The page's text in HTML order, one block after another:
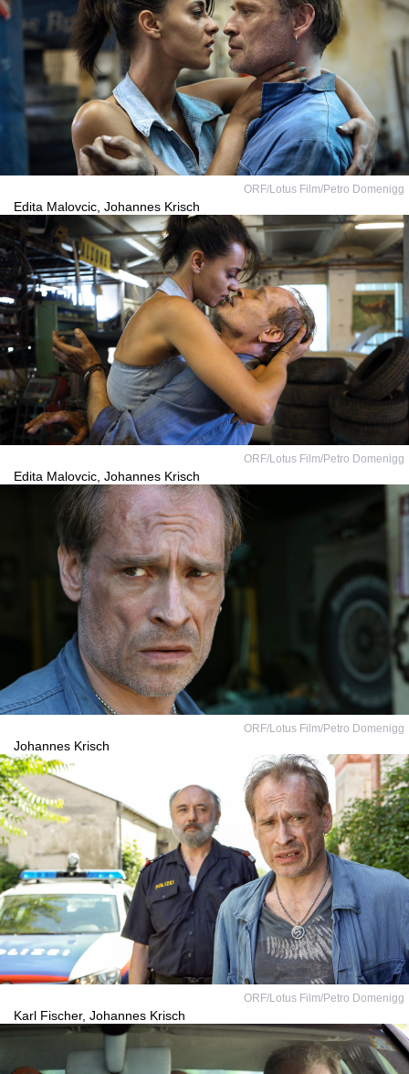
ORF/Lotus Film/Petro Domenigg
Edita Malovcic, Johannes Krisch
ORF/Lotus Film/Petro Domenigg
Edita Malovcic, Johannes Krisch
ORF/Lotus Film/Petro Domenigg
Johannes Krisch
ORF/Lotus Film/Petro Domenigg
Karl Fischer, Johannes Krisch